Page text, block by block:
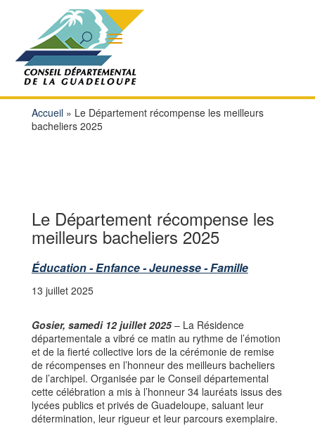
Accueil» Le Département récompense les meilleurs
bacheliers 2025
Le Département récompense les
meilleurs bacheliers 2025
Éducation - Enfance - Jeunesse - Famille
13 juillet 2025
Gosier, samedi 12 juillet 2025– La Résidence
départementale a vibré ce matin au rythme de l’émotion
et de la fierté collective lors de la cérémonie de remise
de récompenses en l’honneur des meilleurs bacheliers
de l’archipel. Organisée par le Conseil départemental
cette célébration a mis à l’honneur 34 lauréats issus des
lycées publics et privés de Guadeloupe, saluant leur
détermination, leur rigueur et leur parcours exemplaire.